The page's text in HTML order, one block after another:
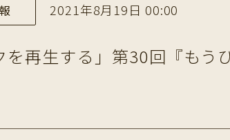
2021年8月19日 00:00
を再生する」第30回『も